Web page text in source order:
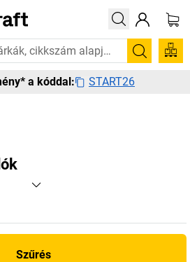
termékeinket 3–4 munkanapon
Keresés
a kóddal: START26
Szűrés